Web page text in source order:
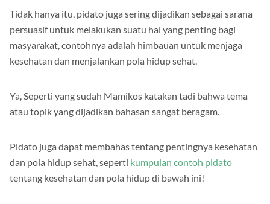
Tidak hanya itu, pidato juga sering dijadikan sebagai sarana
persuasif untuk melakukan suatu hal yang penting bagi
masyarakat, contohnya adalah himbauan untuk menjaga
kesehatan dan menjalankan pola hidup sehat.
Ya, Seperti yang sudah Mamikos katakan tadi bahwa tema
atau topik yang dijadikan bahasan sangat beragam.
Pidato juga dapat membahas tentang pentingnya kesehatan
dan pola hidup sehat, seperti kumpulan contoh pidato
tentang kesehatan dan pola hidup di bawah ini!